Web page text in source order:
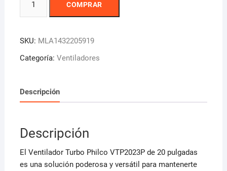
Ventilador
Color
Negro
COMPRAR
SKU: MLA1432205919
Categoría: Ventiladores
Descripción
Descripción
El Ventilador Turbo Philco VTP2023P de 20 pulgadas
es una solución poderosa y versátil para mantenerte